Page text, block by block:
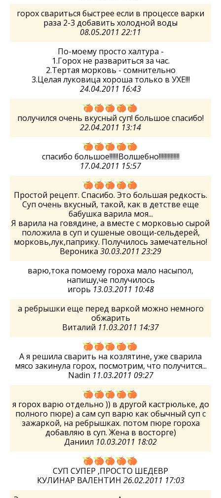
горох свариться быстрее если в процессе варки
раза 2-3 добавить холодной воды
08.05.2011 22:11
По-моему просто халтура -
1.Горох не развариться за час.
2.Тертая морковь - сомнительно
3.Целая луковица хороша только в УХЕ!!!
24.04.2011 16:43
получился очень вкусный суп! большое спасибо!
22.04.2011 13:14
спасибо большое!!!!!!Волшебно!!!!!!!!!!!!!!
17.04.2011 15:57
Простой рецепт. Спасибо. Это большая редкость.
Суп очень вкусный, такой, как в детстве еще
бабушка варила моя...
Я варила на говядине, а вместе с морковью сырой
положила в суп и сушеные овощи-сельдерей,
морковь,лук,паприку. Получилось замечательно!
Вероника 30.03.2011 23:29
варю,тока помоему гороха мало насыпол,
напишу,че получилось
игорь 13.03.2011 10:48
а ребрышки еще перед варкой можно немного
обжарить
Виталий 11.03.2011 14:37
А я решила сварить на козлятине, уже сварила
мясо закинула горох, посмотрим, что получится...
Nadin 11.03.2011 09:27
я горох варю отдельно )) в другой кастрюльке, до
полного пюре) а сам суп варю как обычный суп с
зажаркой, на ребрышках. потом пюре гороха
добавляю в суп. Жена в восторге)
Даниил 10.03.2011 18:02
СУП СУПЕР ,ПРОСТО ШЕДЕВР
КУЛИНАР ВАЛЕНТИН 26.02.2011 17:03